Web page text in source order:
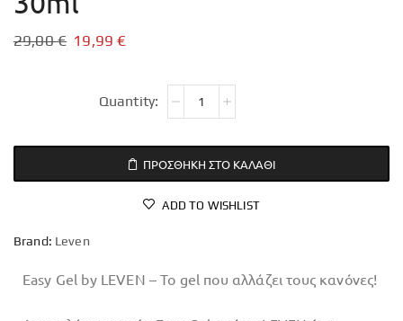
29,00€ 19,99€
ΠΡΟΣΘΉΚΗ ΣΤΟ ΚΑΛΆΘΙ
ADD TO WISHLIST
Brand: Leven
Easy Gel by LEVEN – Το gel που αλλάζει τους κανόνες!